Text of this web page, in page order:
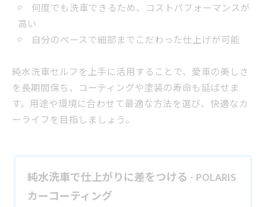
何度でも洗車できるため、コストパフォーマンスが
高い
自分のペースで細部までこだわった仕上げが可能
純水洗車セルフを上手に活用することで、愛車の美しさ
を長期間保ち、コーティングや塗装の寿命も延ばせま
す。用途や環境に合わせて最適な方法を選び、快適なカ
ーライフを目指しましょう。
純水洗車で仕上がりに差をつける - POLARIS
カーコーティング